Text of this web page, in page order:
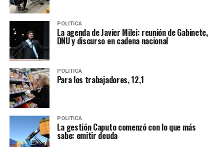
POLITICA
La agenda de Javier Milei: reunión de Gabinete,
DNU y discurso en cadena nacional
POLITICA
Para los trabajadores, 12,1
POLITICA
La gestión Caputo comenzó con lo que más
sabe: emitir deuda